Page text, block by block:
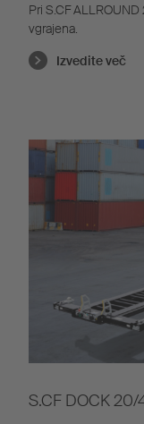
Pri S.CF
vgrajena.
Izvedite več
S.CF DOCK 20/